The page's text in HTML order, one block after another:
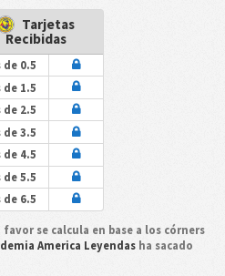
Tarjetas
Recibidas
de 0.5
de 1.5
de 2.5
de 3.5
de 4.5
de 5.5
de 6.5
favor se calcula en base a los córners
America Leyendasha sacado